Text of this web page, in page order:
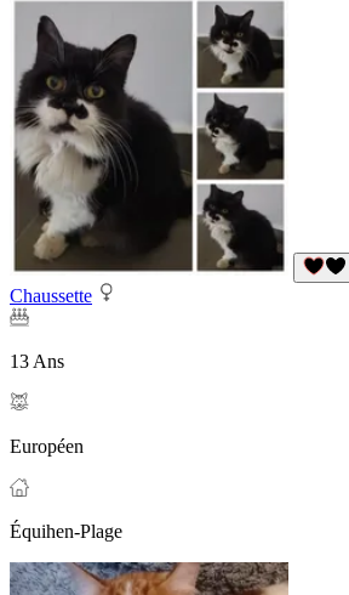
Chaussette
13 Ans
Européen
Équihen-Plage